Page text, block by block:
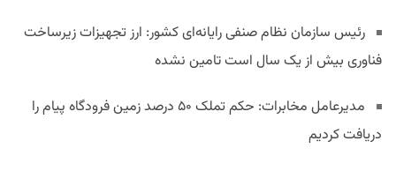
رئیس سازمان نظام صنفی رایانه‌ای کشور: ارز تجهیزات زیرساخت
فناوری بیش از یک سال است تامین نشده
مدیرعامل مخابرات: حکم تملک ۵۰ درصد زمین فرودگاه پیام را
دریافت کردیم